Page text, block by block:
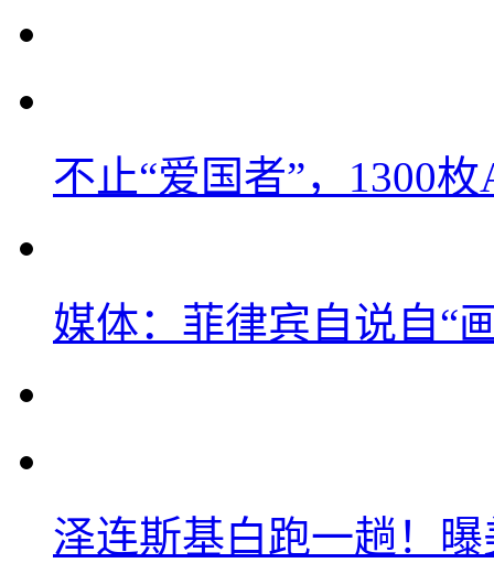
不止“爱国者”，1300
媒体：菲律宾自说自“
泽连斯基白跑一趟！